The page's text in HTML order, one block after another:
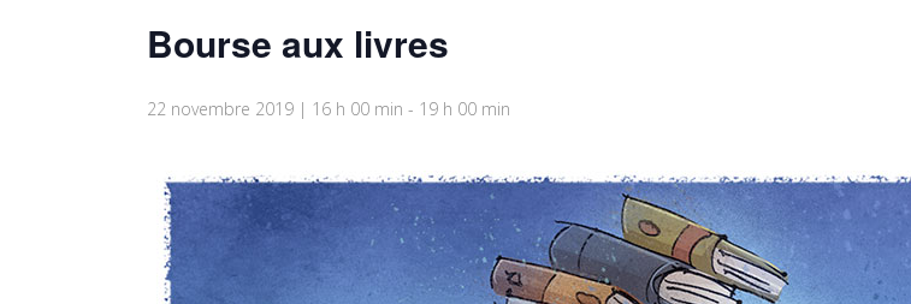
Bourse aux livres
22 novembre 2019 | 16 h 00 min - 19 h 00 min